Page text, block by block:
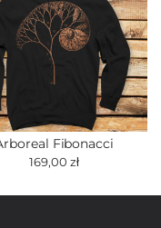
Fibonacci
169,00 zł